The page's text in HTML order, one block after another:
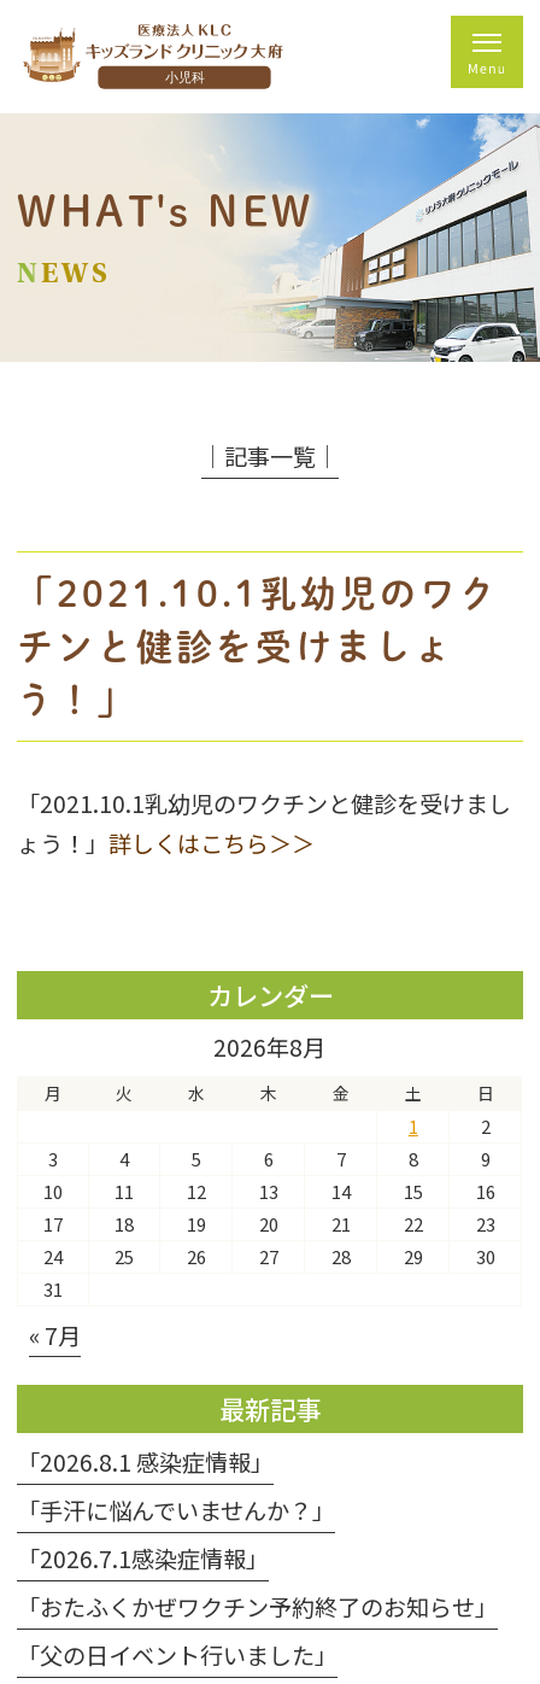
WHAT's NEW
NEWS
│記事一覧│
「2021.10.1乳幼児のワク
チンと健診を受けましょ
う！」
「2021.10.1乳幼児のワクチンと健診を受けまし
ょう！」詳しくはこちら＞＞
カレンダー
2026年8月
月 火 水 木 金 土 日
1
2
3
4 5 6 7 8
9
10
11 12 13 14 15
16
17
18 19 20 21 22
23
24
25 26 27 28 29
30
31
« 7月
最新記事
「2026.8.1 感染症情報」
「手汗に悩んでいませんか？」
「2026.7.1感染症情報」
「おたふくかぜワクチン予約終了のお知らせ」
「父の日イベント行いました」